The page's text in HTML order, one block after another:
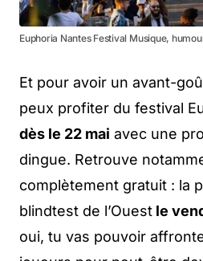
Euphoria Nantes Festival Musique,
Et pour avoir un avant-
peux profiter du festival
dès le 22 mai avec une
dingue. Retrouve
complètement gratuit : la
blindtest de l’Ouest le
oui, tu vas pouvoir